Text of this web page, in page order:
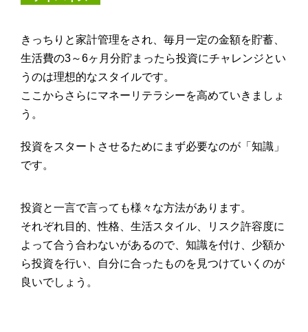
きっちりと家計管理をされ、毎月一定の金額を貯蓄、
生活費の3～6ヶ月分貯まったら投資にチャレンジとい
うのは理想的なスタイルです。
ここからさらにマネーリテラシーを高めていきましょ
う。
投資をスタートさせるためにまず必要なのが「知識」
です。
投資と一言で言っても様々な方法があります。
それぞれ目的、性格、生活スタイル、リスク許容度に
よって合う合わないがあるので、知識を付け、少額か
ら投資を行い、自分に合ったものを見つけていくのが
良いでしょう。